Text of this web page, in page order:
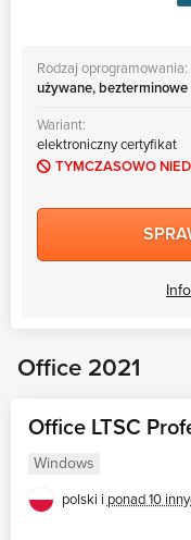
Rodzaj oprogramowania:
używane, bezterminowe
Wariant:
elektroniczny certyfikat
TYMCZASOWO
Office 2021
Office LTSC
Windows
polski i ponad 10